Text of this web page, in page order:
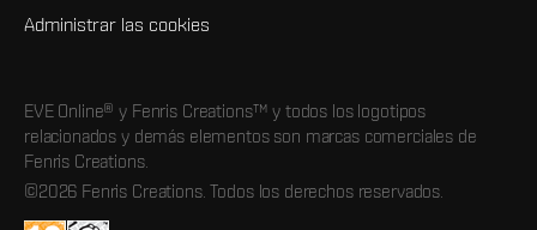
Administrar las cookies
EVE Online® y Fenris Creations™ y todos los logotipos
relacionados y demás elementos son marcas comerciales de
Fenris Creations.
©2026 Fenris Creations. Todos los derechos reservados.